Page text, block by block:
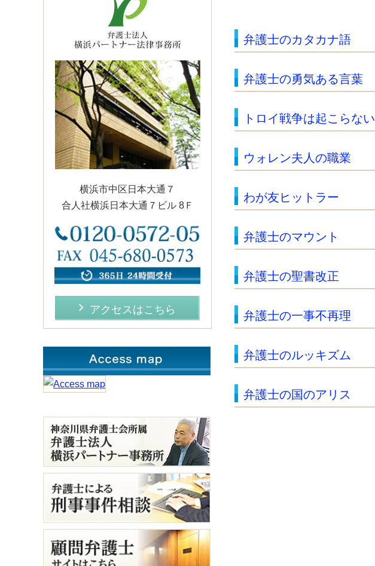
弁護士のカタカナ語
弁護士の勇気ある言葉
トロイ戦争は起こらない
ウォレン夫人の職業
わが友ヒットラー
弁護士のマウント
弁護士の聖書改正
弁護士の一事不再理
弁護士のルッキズム
弁護士の国のアリス
横浜市中区日本大通７
合人社横浜日本大通７ビル 8Ｆ
アクセスはこちら